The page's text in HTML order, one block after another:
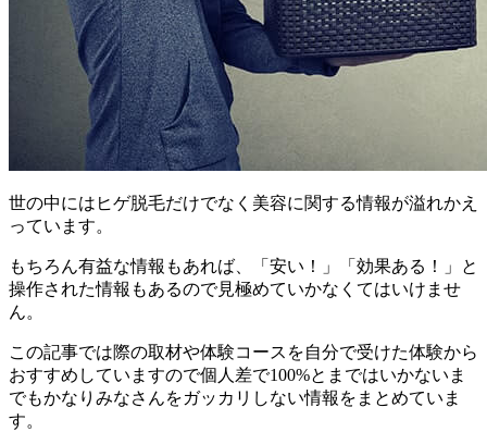
世の中にはヒゲ脱毛だけでなく美容に関する情報が溢れかえ
っています。
もちろん有益な情報もあれば、「安い！」「効果ある！」と
操作された情報もあるので見極めていかなくてはいけませ
ん。
この記事では際の取材や体験コースを自分で受けた体験から
おすすめしていますので個人差で100%とまではいかないま
でもかなりみなさんをガッカリしない情報 をまとめていま
す。